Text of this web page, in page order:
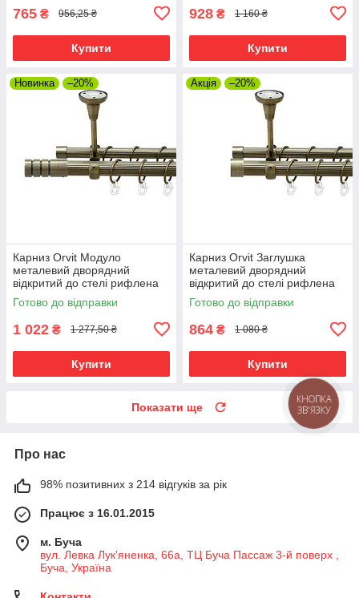
765 ₴ 956,25 ₴
Купити
928 ₴ 1 160 ₴
Купити
Новинка –20%
Карниз Orvit Модуло
металевий дворядний
відкритий до стелі рифлена
труба кільце металеве Антик
25\19 мм 160 см (00-
Готово до відправки
1 022 ₴ 1 277,50 ₴
Купити
Акція –20%
Карниз Orvit Заглушка
металевий дворядний
відкритий до стелі рифлена
труба кільце металеве Антик
25\19 мм 160 см (00-
Готово до відправки
864 ₴ 1 080 ₴
Купити
Показати ще
Про нас
98% позитивних з 214 відгуків за рік
Працює з 16.01.2015
м. Буча
вул. Левка Лук'яненка, 66а, ТЦ Буча Пассаж 3-й поверх ,
Буча, Україна
КНОПКА
ЗВ'ЯЗКУ